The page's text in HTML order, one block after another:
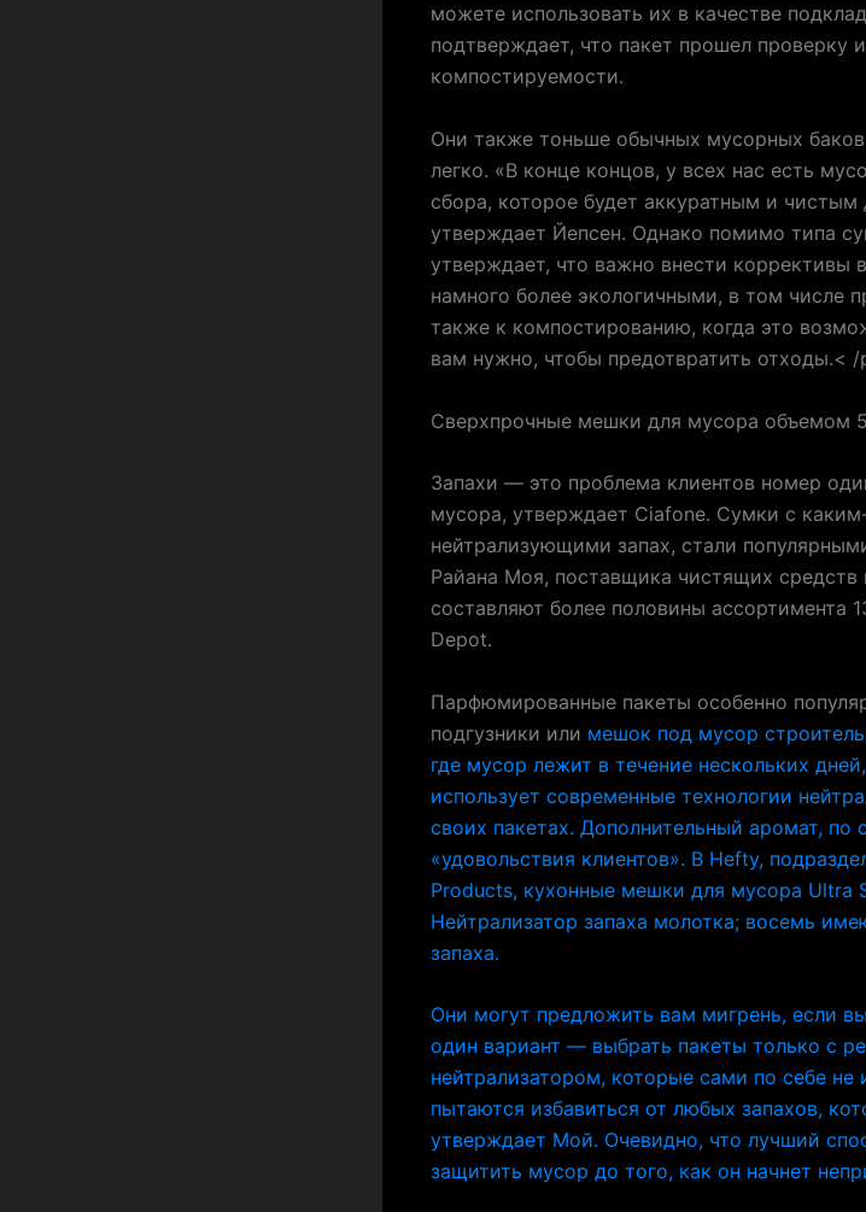
можете использовать их в качестве
подтверждает, что пакет прошел проверку
компостируемости.
Они также тоньше обычных мусорных
легко. «В конце концов, у всех нас есть
сбора, которое будет аккуратным и
утверждает Йепсен. Однако помимо типа
утверждает, что важно внести коррективы
намного более экологичными, в том числе
также к компостированию, когда это
вам нужно, чтобы предотвратить отходы.< /
Сверхпрочные мешки для мусора объемом
Запахи — это проблема клиентов номер
мусора, утверждает Ciafone. Сумки с
нейтрализующими запах, стали
Райана Моя, поставщика чистящих средств
составляют более половины ассортимента
Depot.
Парфюмированные пакеты особенно
подгузники или мешок под мусор
где мусор лежит в течение нескольких
использует современные технологии
своих пакетах. Дополнительный аромат, по
«удовольствия клиентов». В Hefty,
Products, кухонные мешки для мусора Ultra
Нейтрализатор запаха молотка; восемь
запаха.
Они могут предложить вам мигрень, если
один вариант — выбрать пакеты только с
нейтрализатором, которые сами по себе
пытаются избавиться от любых запахов,
утверждает Мой. Очевидно, что лучший
защитить мусор до того, как он начнет